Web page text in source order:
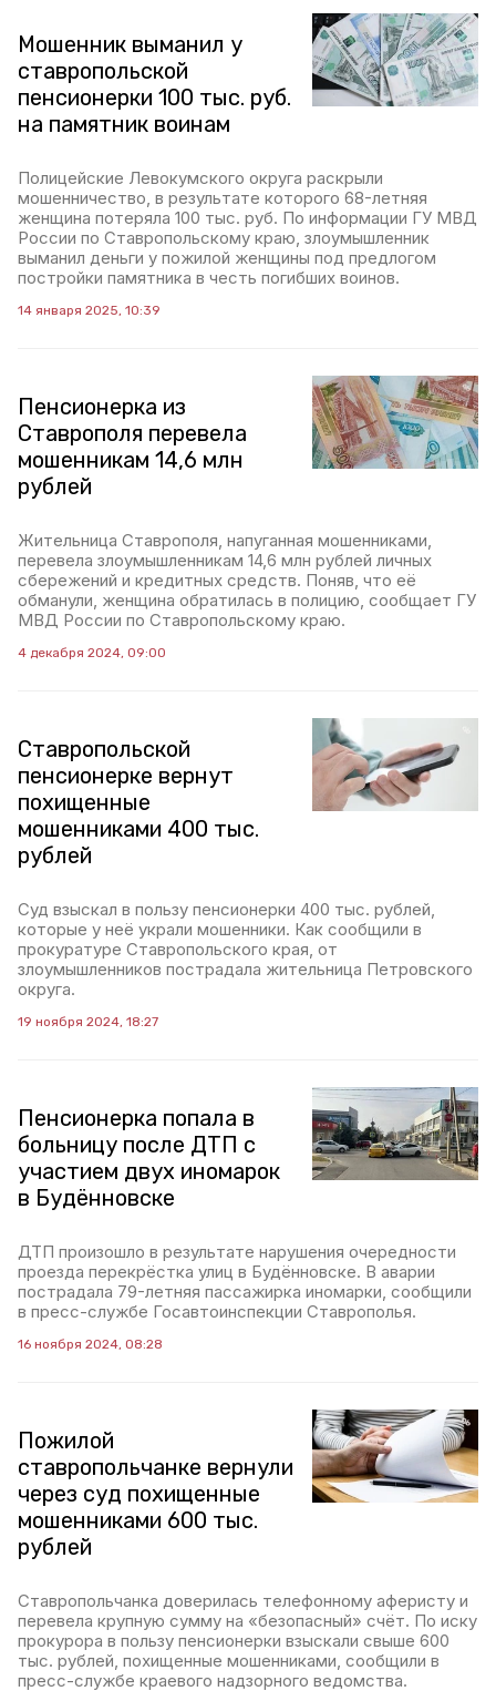
Мошенник выманил у
ставропольской
пенсионерки 100 тыс. руб.
на памятник воинам
Полицейские Левокумского округа раскрыли
мошенничество, в результате которого 68-летняя
женщина потеряла 100 тыс. руб. По информации ГУ МВД
России по Ставропольскому краю, злоумышленник
выманил деньги у пожилой женщины под предлогом
постройки памятника в честь погибших воинов.
14 января 2025, 10:39
Пенсионерка из
Ставрополя перевела
мошенникам 14,6 млн
рублей
Жительница Ставрополя, напуганная мошенниками,
перевела злоумышленникам 14,6 млн рублей личных
сбережений и кредитных средств. Поняв, что её
обманули, женщина обратилась в полицию, сообщает ГУ
МВД России по Ставропольскому краю.
4 декабря 2024, 09:00
Ставропольской
пенсионерке вернут
похищенные
мошенниками 400 тыс.
рублей
Суд взыскал в пользу пенсионерки 400 тыс. рублей,
которые у неё украли мошенники. Как сообщили в
прокуратуре Ставропольского края, от
злоумышленников пострадала жительница Петровского
округа.
19 ноября 2024, 18:27
Пенсионерка попала в
больницу после ДТП с
участием двух иномарок
в Будëнновске
ДТП произошло в результате нарушения очередности
проезда перекрëстка улиц в Будëнновске. В аварии
пострадала 79-летняя пассажирка иномарки, сообщили
в пресс-службе Госавтоинспекции Ставрополья.
16 ноября 2024, 08:28
Пожилой
ставропольчанке вернули
через суд похищенные
мошенниками 600 тыс.
рублей
Ставропольчанка доверилась телефонному аферисту и
перевела крупную сумму на «безопасный» счëт. По иску
прокурора в пользу пенсионерки взыскали свыше 600
тыс. рублей, похищенные мошенниками, сообщили в
пресс-службе краевого надзорного ведомства.